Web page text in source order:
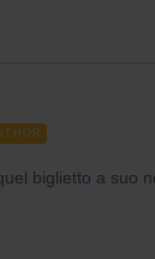
biglietto a suo